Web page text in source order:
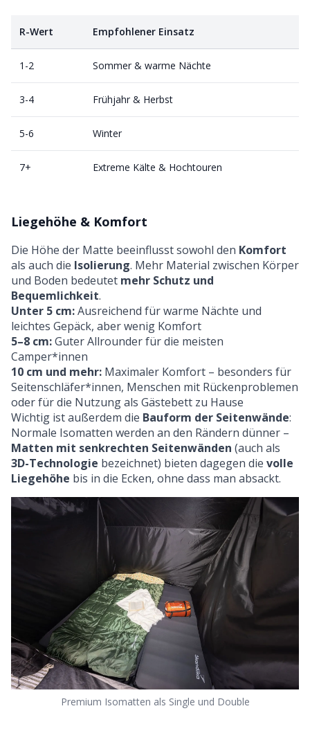
R-Wert Empfohlener Einsatz
1-2 Sommer & warme Nächte
3-4 Frühjahr & Herbst
5-6 Winter
7+ Extreme Kälte & Hochtouren
Liegehöhe & Komfort
Die Höhe der Matte beeinflusst sowohl den Komfort
als auch die Isolierung. Mehr Material zwischen Körper
und Boden bedeutet mehr Schutz und
Bequemlichkeit.
Unter 5 cm:Ausreichend für warme Nächte und
leichtes Gepäck, aber wenig Komfort
5–8 cm:Guter Allrounder für die meisten
Camper*innen
10 cm und mehr: Maximaler Komfort – besonders für
Seitenschläfer*innen, Menschen mit Rückenproblemen
oder für die Nutzung als Gästebett zu Hause
Wichtig ist außerdem die Bauform der Seitenwände:
Normale Isomatten werden an den Rändern dünner –
Matten mit senkrechten Seitenwänden (auch als
3D-Technologie bezeichnet) bieten dagegen die volle
Liegehöhe bis in die Ecken, ohne dass man absackt.
Premium Isomatten als Single und Double